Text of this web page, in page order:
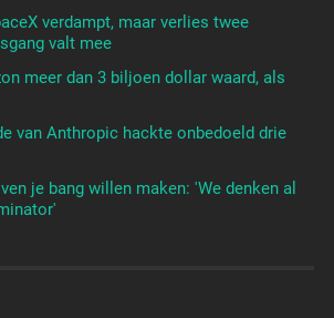
verdampt, maar verlies twee
valt mee
meer dan 3 biljoen dollar waard, als
van Anthropic hackte onbedoeld drie
je bang willen maken: 'We denken al